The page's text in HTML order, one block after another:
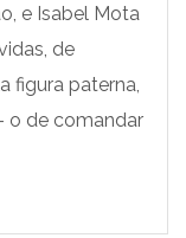
e Isabel Mota
de
figura paterna,
o de comandar